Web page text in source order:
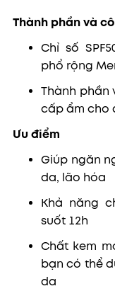
Thành phần và
Chỉ số
phổ rộng
Thành phần
cấp ẩm cho
Ưu điểm
Giúp ngăn
da, lão hóa
Khả năng
suốt 12h
Chất kem
bạn có thể
da